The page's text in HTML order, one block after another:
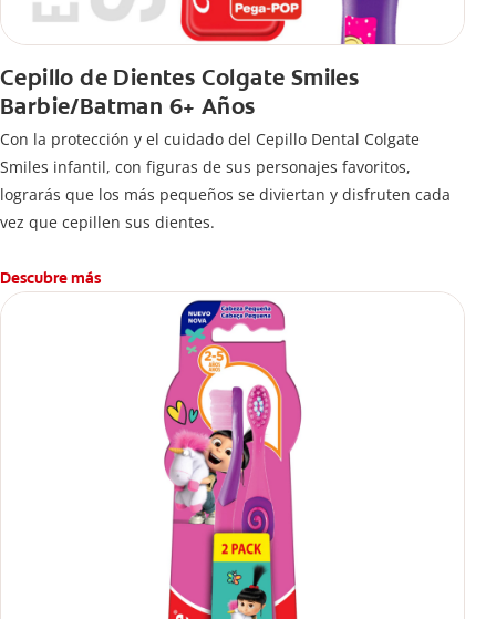
Cepillo de Dientes Colgate Smiles
Barbie/Batman 6+ Años
Con la protección y el cuidado del Cepillo Dental Colgate
Smiles infantil, con figuras de sus personajes favoritos,
lograrás que los más pequeños se diviertan y disfruten cada
vez que cepillen sus dientes.
Descubre más